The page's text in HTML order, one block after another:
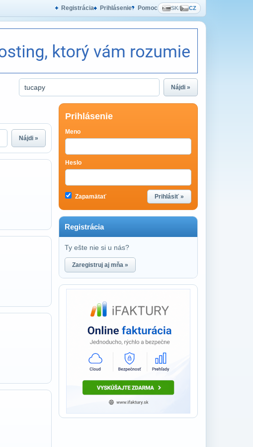
Registrácia Prihlásenie Pomoc SK/ CZ
Nájdi »
Nájdi »
Prihlásenie
Meno
Heslo
Zapamätať Prihlásiť »
Registrácia
Ty ešte nie si u nás?
Zaregistruj aj mňa »